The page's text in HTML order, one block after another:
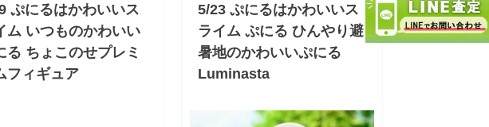
ぷにるはかわいいス
ム いつものかわいい
る ちょこのせプレミ
フィギュア
5/23 ぷにるはかわいいス
ライム ぷにる ひんやり避
暑地のかわいいぷにる
Luminasta